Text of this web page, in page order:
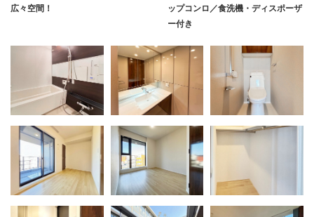
広々空間！
ップコンロ／食洗機・ディスポーザ
ー付き